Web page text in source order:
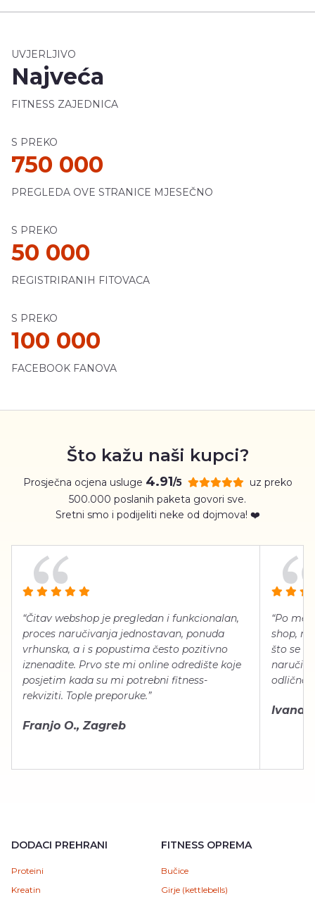
UVJERLJIVO
Najveća
FITNESS ZAJEDNICA
S PREKO
750 000
PREGLEDA OVE STRANICE MJESEČNO
S PREKO
50 000
REGISTRIRANIH FITOVACA
S PREKO
100 000
FACEBOOK FANOVA
Što kažu naši kupci?
Prosječna ocjena usluge 4.91/5
uz preko
500.000 poslanih paketa govori sve.
Sretni smo i podijeliti neke od dojmova! ❤️
“Čitav webshop je pregledan i funkcionalan,
proces naručivanja jednostavan, ponuda
vrhunska, a i s popustima često pozitivno
iznenadite. Prvo ste mi online odredište koje
posjetim kada su mi potrebni fitness-
rekviziti. Tople preporuke.”
Franjo O., Zagreb
“Po
shop,
što se
naručiti,
odlično
Ivana
DODACI PREHRANI
Proteini
Kreatin
FITNESS OPREMA
Bučice
Girje (kettlebells)